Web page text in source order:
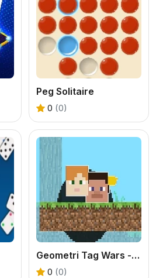
Peg Solitaire
0 (0)
Geometri Tag Wars - 2 Player
0 (0)